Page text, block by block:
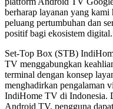
berharap layanan yang kami
peluang pertumbuhan dan
positif bagi ekosistem
Set-Top Box (STB)
TV menggabungkan
terminal dengan konsep
menghadirkan pengalaman
IndiHome TV di Indonesia.
Android TV, pengguna